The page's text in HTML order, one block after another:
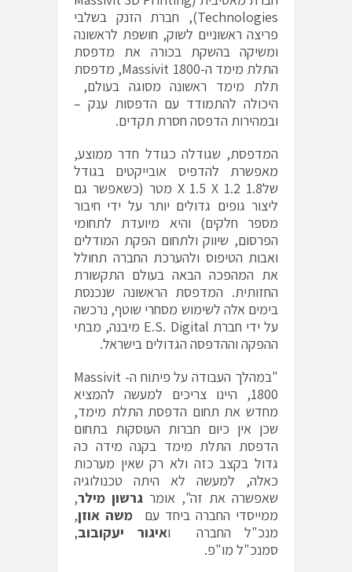
Technologies), חברת הזנק בשלבי
פריצה ראשוניים לשוק, חושפת לראשונה
ומשיקה בהשקת בכורה את מדפסת
התלת מימד ה-Massivit 1800, מדפסת
תלת מימד ראשונה מסוגה בעולם,
היכולה להתמודד עם הדפסות ענק –
ובמהירות הדפסה חסרת תקדים.
המדפסת, שגודלה כגודל חדר ממוצע,
מאפשרת להדפיס אובייקטים בגודל
של1.8 X 1.5 X 1.2 מטר (כשאפשר גם
ליצור גופים גדולים יותר על ידי חיבור
מספר חלקים) והיא מיועדת לתחומי
הפרסום, שיווק ולתחום הפקת המודלים
ואבות הטיפוס ולהערכת החברה תחולל
את המהפכה הבאה בעולם התקשורת
החזותית. המדפסת הראשונה שנכנסת
בימים אלה לשימוש מסחרי שוטף, נרכשה
על ידי חברת E.S. Digital מיבנה, מבתי
ההפקה וההדפסה הגדולים בישראל.
"במהלך העבודה על פיתוח ה- Massivit
1800, היינו צריכים למעשה להמציא
מחדש את תחום הדפסת התלת מימד,
שכן אין כיום חברות העוסקות בתחום
הדפסת התלת מימד בקנה מידה כה
גדול בקצב כזה ולא רק שאין מערכות
כאלה, למעשה לא היתה טכנולוגיה
שאפשרה את זה", אומר גרשון מילר,
ממייסדי החברה ביחד עם משה אוזן,
מנכ"ל החברה ואיגור יעקובוב,
סמנכ"ל מו"פ.